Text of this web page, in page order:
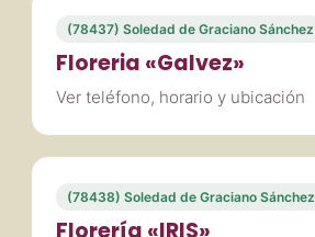
(78437) Soledad de Graciano Sánchez
Floreria «Galvez»
Ver teléfono, horario y ubicación
(78438) Soledad de Graciano Sánchez
Florería «IRIS»